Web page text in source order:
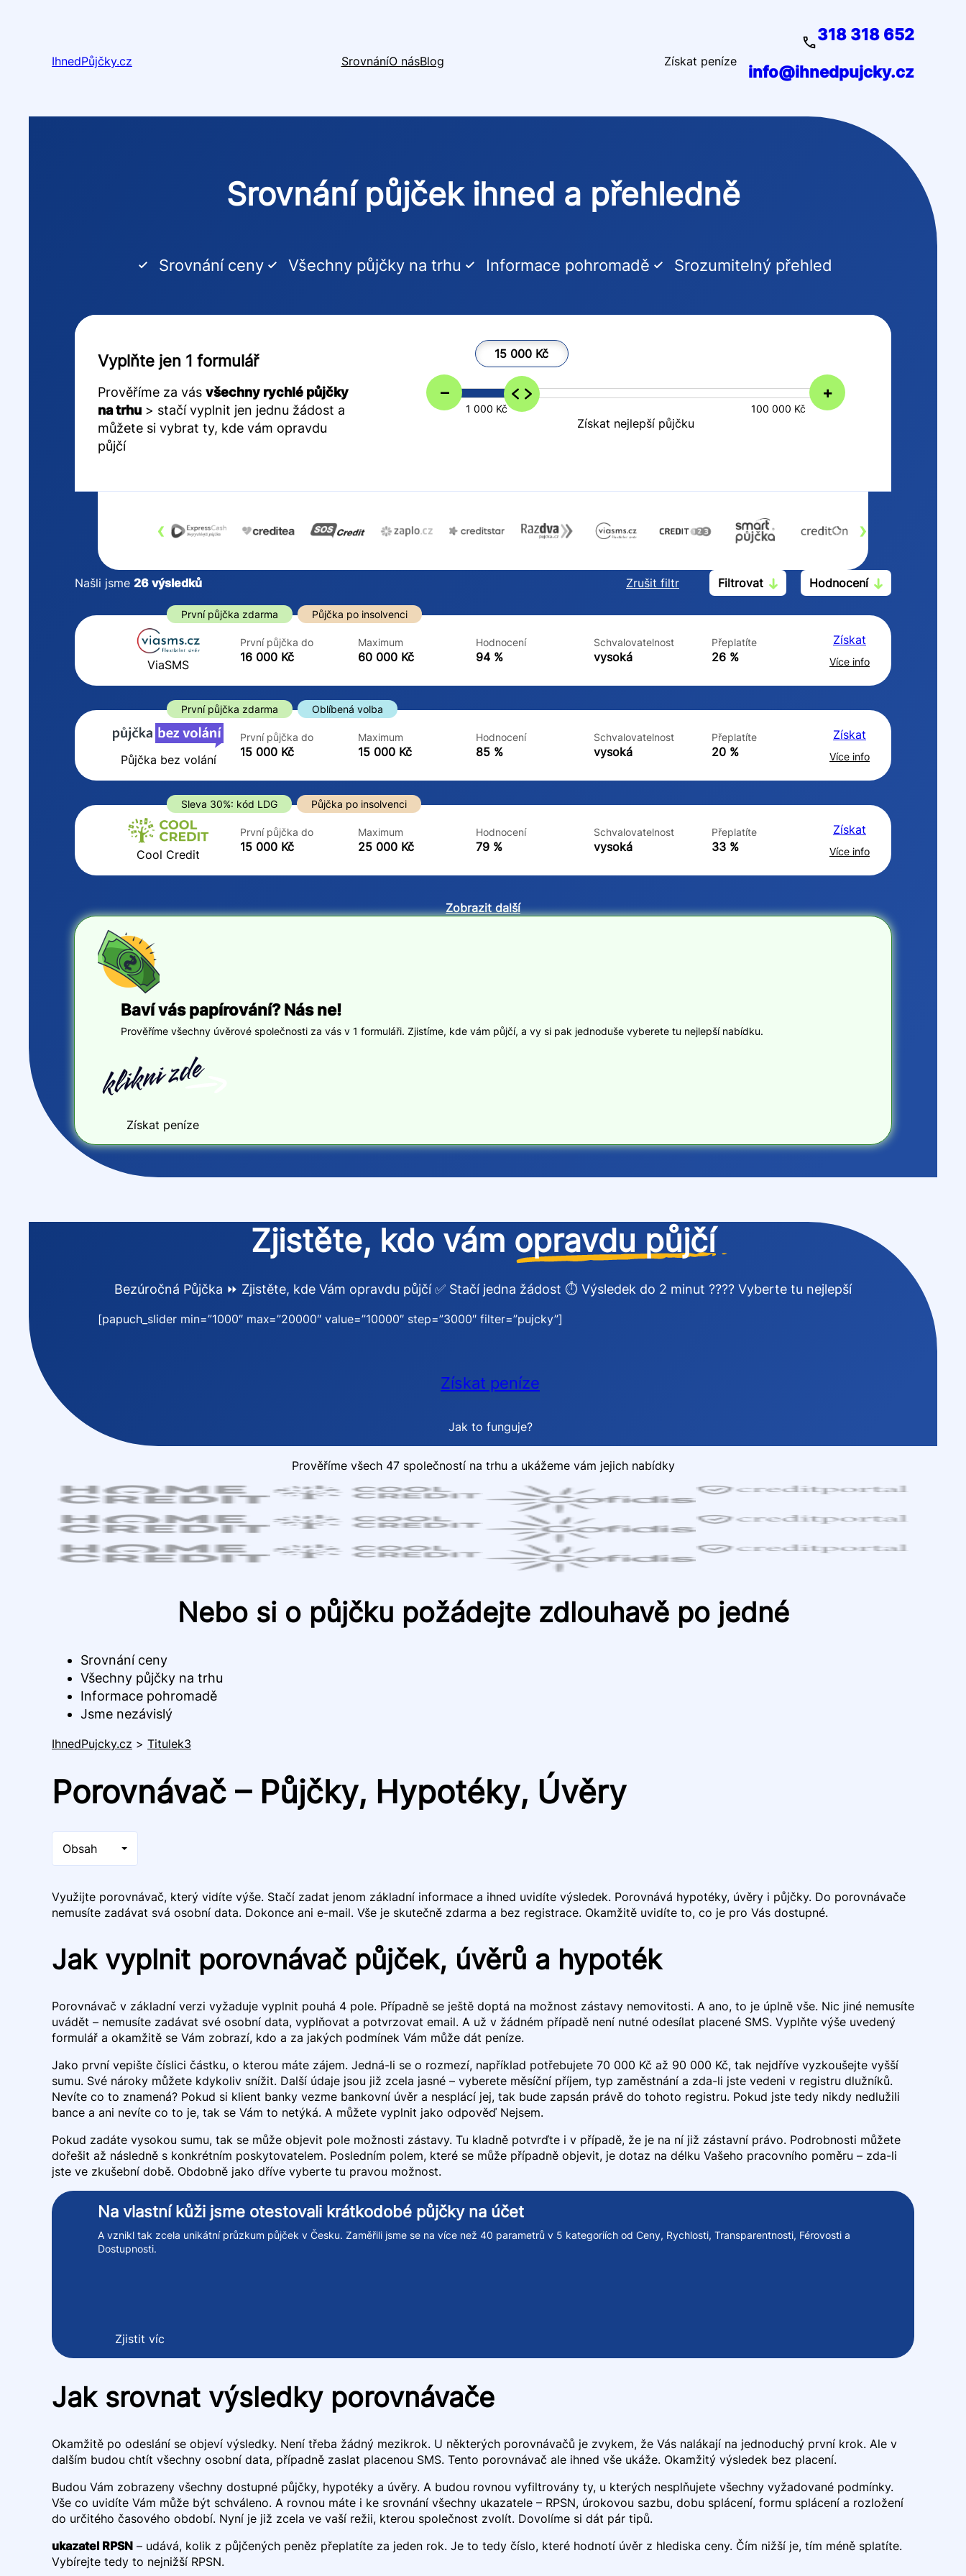
IhnedPůjčky.cz
SrovnáníO násBlog Získat peníze
318 318 652
info@ihnedpujcky.cz
Srovnání půjček ihned a přehledně
Srovnání ceny Všechny půjčky na trhu Informace pohromadě Srozumitelný přehled
Vyplňte jen 1 formulář
Prověříme za vás všechny rychlé půjčky
na trhu > stačí vyplnit jen jednu žádost a
můžete si vybrat ty, kde vám opravdu
půjčí
15 000 Kč
– +
1 000 Kč 100 000 Kč
Získat nejlepší půjčku
‹ ›
Zrušit filtr Filtrovat
Hodnocení
Od
Do
První půjčka zdarma
ano
Ve zkušebce
Našli jsme 26 výsledků
První půjčka zdarma Půjčka po insolvenci
ViaSMS
První půjčka do
16 000 Kč
Maximum
60 000 Kč
Hodnocení
94 %
Schvalovatelnost
vysoká
Přeplatíte
26 %
Získat
Více info
První půjčka zdarma Oblíbená volba
Půjčka bez volání
První půjčka do
15 000 Kč
Maximum
15 000 Kč
Hodnocení
85 %
Schvalovatelnost
vysoká
Přeplatíte
20 %
Získat
Více info
Sleva 30%: kód LDG Půjčka po insolvenci
Cool Credit
První půjčka do
15 000 Kč
Maximum
25 000 Kč
Hodnocení
79 %
Schvalovatelnost
vysoká
Přeplatíte
33 %
Získat
Více info
Zobrazit další
Baví vás papírování? Nás ne!
Prověříme všechny úvěrové společnosti za vás v 1 formuláři. Zjistíme, kde vám půjčí, a vy si pak jednoduše vyberete tu nejlepší nabídku.
Získat peníze
Zjistěte, kdo vám opravdu půjčí
Bezúročná Půjčka ⏩ Zjistěte, kde Vám opravdu půjčí ✅ Stačí jedna žádost ⏱️ Výsledek do 2 minut ???? Vyberte tu nejlepší
[papuch_slider min=”1000″ max=”20000″ value=”10000″ step=”3000″ filter=”pujcky”]
Získat peníze
Jak to funguje?
Prověříme všech 47 společností na trhu a ukážeme vám jejich nabídky
Nebo si o půjčku požádejte zdlouhavě po jedné
Srovnání ceny
Všechny půjčky na trhu
Informace pohromadě
Jsme nezávislý
IhnedPujcky.cz > Titulek3
Porovnávač – Půjčky, Hypotéky, Úvěry
Obsah
Využijte porovnávač, který vidíte výše. Stačí zadat jenom základní informace a ihned uvidíte výsledek. Porovnává hypotéky, úvěry i půjčky. Do porovnávače
nemusíte zadávat svá osobní data. Dokonce ani e-mail. Vše je skutečně zdarma a bez registrace. Okamžitě uvidíte to, co je pro Vás dostupné.
Jak vyplnit porovnávač půjček, úvěrů a hypoték
Porovnávač v základní verzi vyžaduje vyplnit pouhá 4 pole. Případně se ještě doptá na možnost zástavy nemovitosti. A ano, to je úplně vše. Nic jiné nemusíte
uvádět – nemusíte zadávat své osobní data, vyplňovat a potvrzovat email. A už v žádném případě není nutné odesílat placené SMS. Vyplňte výše uvedený
formulář a okamžitě se Vám zobrazí, kdo a za jakých podmínek Vám může dát peníze.
Jako první vepište číslici částku, o kterou máte zájem. Jedná-li se o rozmezí, například potřebujete 70 000 Kč až 90 000 Kč, tak nejdříve vyzkoušejte vyšší
sumu. Své nároky můžete kdykoliv snížit. Další údaje jsou již zcela jasné – vyberete měsíční příjem, typ zaměstnání a zda-li jste vedeni v registru dlužníků.
Nevíte co to znamená? Pokud si klient banky vezme bankovní úvěr a nesplácí jej, tak bude zapsán právě do tohoto registru. Pokud jste tedy nikdy nedlužili
bance a ani nevíte co to je, tak se Vám to netýká. A můžete vyplnit jako odpověď Nejsem.
Pokud zadáte vysokou sumu, tak se může objevit pole možnosti zástavy. Tu kladně potvrďte i v případě, že je na ní již zástavní právo. Podrobnosti můžete
dořešit až následně s konkrétním poskytovatelem. Posledním polem, které se může případně objevit, je dotaz na délku Vašeho pracovního poměru – zda-li
jste ve zkušební době. Obdobně jako dříve vyberte tu pravou možnost.
Na vlastní kůži jsme otestovali krátkodobé půjčky na účet
A vznikl tak zcela unikátní průzkum půjček v Česku. Zaměřili jsme se na více než 40 parametrů v 5 kategoriích od Ceny, Rychlosti, Transparentnosti, Férovosti a
Dostupnosti.
Zjistit víc
Jak srovnat výsledky porovnávače
Okamžitě po odeslání se objeví výsledky. Není třeba žádný mezikrok. U některých porovnávačů je zvykem, že Vás nalákají na jednoduchý první krok. Ale v
dalším budou chtít všechny osobní data, případně zaslat placenou SMS. Tento porovnávač ale ihned vše ukáže. Okamžitý výsledek bez placení.
Budou Vám zobrazeny všechny dostupné půjčky, hypotéky a úvěry. A budou rovnou vyfiltrovány ty, u kterých nesplňujete všechny vyžadované podmínky.
Vše co uvidíte Vám může být schváleno. A rovnou máte i ke srovnání všechny ukazatele – RPSN, úrokovou sazbu, dobu splácení, formu splácení a rozložení
do určitého časového období. Nyní je již zcela ve vaší režii, kterou společnost zvolít. Dovolíme si dát pár tipů.
ukazatel RPSN – udává, kolik z půjčených peněz přeplatíte za jeden rok. Je to tedy číslo, které hodnotí úvěr z hlediska ceny. Čím nižší je, tím méně splatíte.
Vybírejte tedy to nejnižší RPSN.